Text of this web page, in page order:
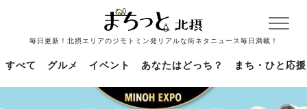
毎日更新！北摂エリアのジモトミン発リアルな街ネタニュース毎日満載！
すべて グルメ イベント あなたはどっち？ まち・ひと応援